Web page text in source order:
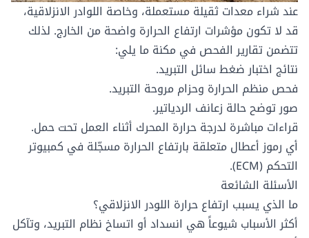
عند شراء معدات ثقيلة مستعملة، وخاصة اللوادر الانزلاقية،
قد لا تكون مؤشرات ارتفاع الحرارة واضحة من الخارج. لذلك
تتضمن تقارير الفحص في مكنة ما يلي:
نتائج اختبار ضغط سائل التبريد.
فحص منظم الحرارة وحزام مروحة التبريد.
صور توضح حالة زعانف الردياتير.
قراءات مباشرة لدرجة حرارة المحرك أثناء العمل تحت حمل.
أي رموز أعطال متعلقة بارتفاع الحرارة مسجّلة في كمبيوتر
التحكم (ECM).
الأسئلة الشائعة
ما الذي يسبب ارتفاع حرارة اللودر الانزلاقي؟
أكثر الأسباب شيوعاً هي انسداد أو اتساخ نظام التبريد، وتآكل